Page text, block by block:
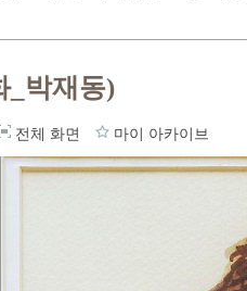
_박재동)
전체 화면 마이 아카이브